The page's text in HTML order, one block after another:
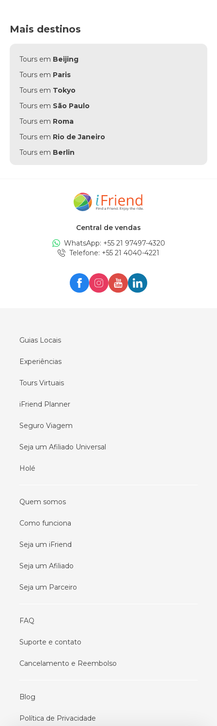
Mais destinos
Tours em Beijing
Tours em Paris
Tours em Tokyo
Tours em São Paulo
Tours em Roma
Tours em Rio de Janeiro
Tours em Berlin
Amsterdam
Edinburgh
Tours emLondon
Milan
Central de vendas
WhatsApp: +55 21 97497-4320
Telefone: +55 21 4040-4221
Guias Locais
Experiências
Tours Virtuais
iFriend Planner
Seguro Viagem
Seja um Afiliado Universal
Holé
Quem somos
Como funciona
Seja um iFriend
Seja um Afiliado
Seja um Parceiro
FAQ
Suporte e contato
Cancelamento e Reembolso
Blog
Política de Privacidade